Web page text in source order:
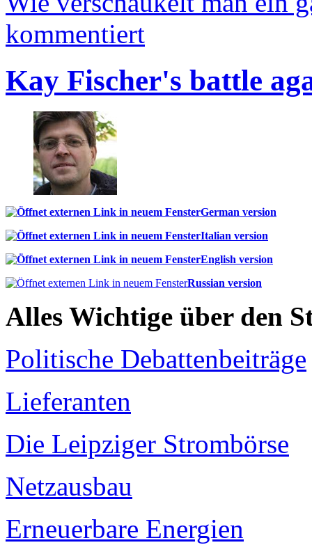
kommentiert
Kay Fischer's battle
German version
Italian version
English version
Russian version
Alles Wichtige über den
Politische Debattenbeiträge
Lieferanten
Die Leipziger Strombörse
Netzausbau
Erneuerbare Energien